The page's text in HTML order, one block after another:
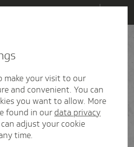
zu Ihrer Bewerbung oder
Techniker? Wir werden Ihre
wie möglich beantworten.
Nutzen Sie dafür
make your visit to our
and convenient. You can
you want to allow. More
found in our data privacy
adjust your cookie
time.